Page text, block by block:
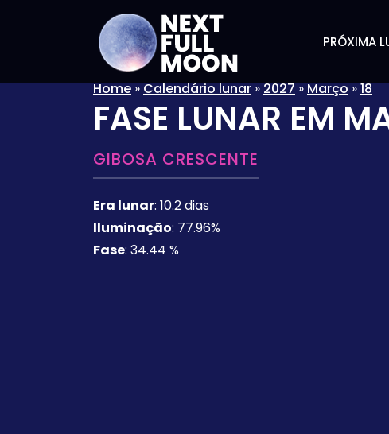
PRÓXIMA
Home»Calendário lunar»2027»Março»18
FASE LUNAR EM
GIBOSA CRESCENTE
Era lunar: 10.2 dias
Iluminação: 77.96%
Fase: 34.44 %